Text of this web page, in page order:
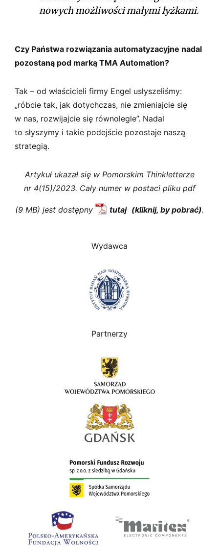
nowych możliwości małymi łyżkami.
Czy Państwa rozwiązania automatyzacyjne nadal
pozostaną pod marką TMA Automation?
Tak – od właścicieli firmy Engel usłyszeliśmy:
„róbcie tak, jak dotychczas, nie zmieniajcie się
w nas, rozwijajcie się równolegle”. Nadal
to słyszymy i takie podejście pozostaje naszą
strategią.
Artykuł ukazał się w Pomorskim Thinkletterze
nr 4(15)/2023. Cały numer w postaci pliku pdf
(9 MB) jest dostępny tutaj .
Wydawca
Partnerzy